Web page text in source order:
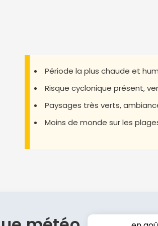
Période la plus chaude et
Risque cyclonique présent,
Paysages très verts,
Moins de monde sur les